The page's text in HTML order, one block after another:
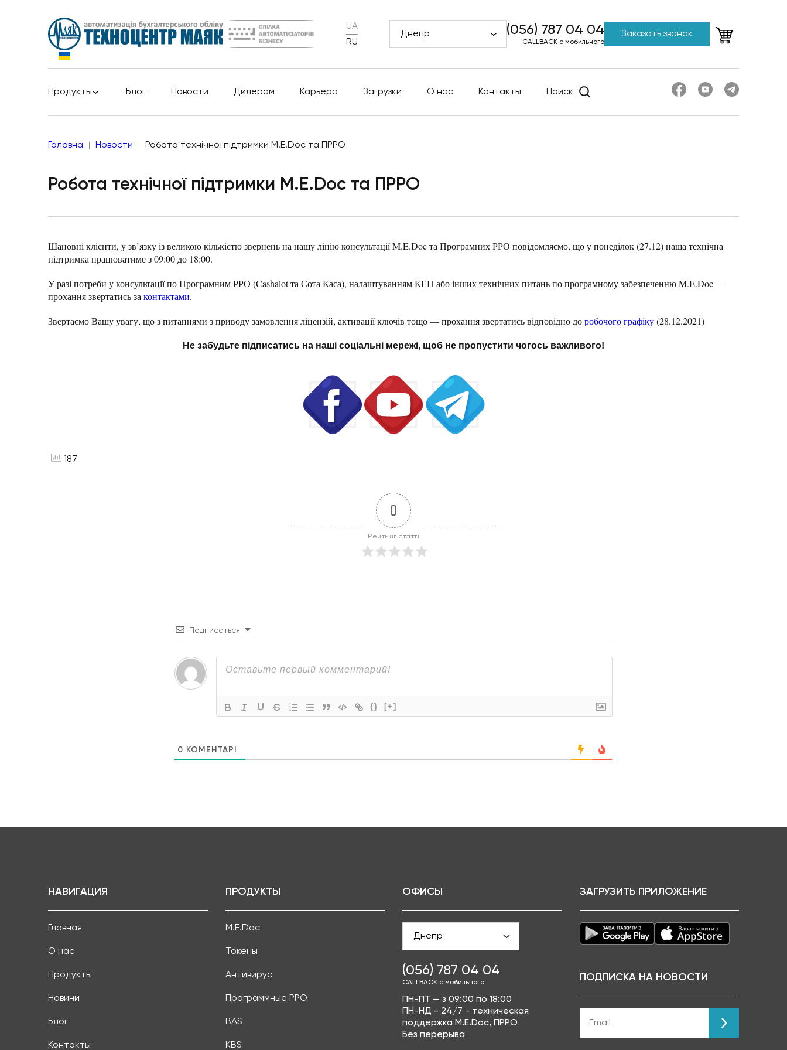
UA
RU
Днепр (056) 787 04 04
CALLBACK с мобильного
Заказать звонок
Продукты Блог Новости Дилерам Карьера Загрузки О нас Контакты Поиск
Головна Новости Робота технічної підтримки M.E.Doc та ПРРО
Робота технічної підтримки M.E.Doc та ПРРО
Шановні клієнти, у зв’язку із великою кількістю звернень на нашу лінію консультації M.E.Doc та Програмних РРО повідомляємо, що у понеділок (27.12) наша технічна
підтримка працюватиме з 09:00 до 18:00.
У разі потреби у консультації по Програмним РРО (Cashalot та Сота Каса), налаштуванням КЕП або інших технічних питань по програмному забезпеченню M.E.Doc —
прохання звертатись за контактами.
Звертаємо Вашу увагу, що з питаннями з приводу замовлення ліцензій, активації ключів тощо — прохання звертатись відповідно доробочого графіку(28.12.2021)
Не забудьте підписатись на наші соціальні мережі, щоб не пропустити чогось важливого!
187
0
Рейтинг статті
Подписаться
{} [+]
0 КОМЕНТАРІ
НАВИГАЦИЯ
Главная
О нас
Продукты
Новини
Блог
Контакты
ПРОДУКТЫ
M.E.Doc
Токены
Антивирус
Программные РРО
BAS
KBS
ОФИСЫ
Днепр
(056) 787 04 04
CALLBACK с мобильного
ПН-ПТ — з 09:00 по 18:00
ПН-НД - 24/7 - техническая
поддержка M.E.Doc, ПРРО
Без перерыва
ЗАГРУЗИТЬ ПРИЛОЖЕНИЕ
ПОДПИСКА НА НОВОСТИ